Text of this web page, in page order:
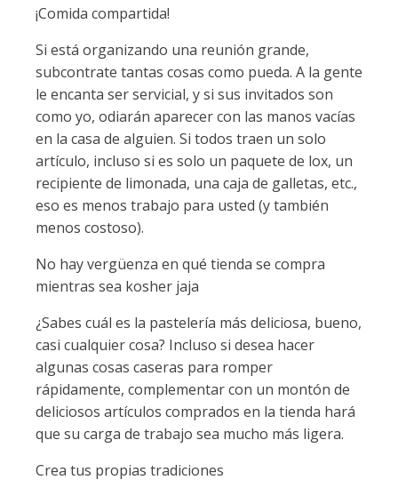
¡Comida compartida!
Si está organizando una reunión grande,
subcontrate tantas cosas como pueda. A la gente
le encanta ser servicial, y si sus invitados son
como yo, odiarán aparecer con las manos vacías
en la casa de alguien. Si todos traen un solo
artículo, incluso si es solo un paquete de lox, un
recipiente de limonada, una caja de galletas, etc.,
eso es menos trabajo para usted (y también
menos costoso).
No hay vergüenza en qué tienda se compra
mientras sea kosher jaja
¿Sabes cuál es la pastelería más deliciosa, bueno,
casi cualquier cosa? Incluso si desea hacer
algunas cosas caseras para romper
rápidamente, complementar con un montón de
deliciosos artículos comprados en la tienda hará
que su carga de trabajo sea mucho más ligera.
Crea tus propias tradiciones